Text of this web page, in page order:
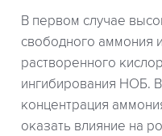
В первом случае
свободного аммония
растворенного
ингибирования НОБ.
концентрация
оказать влияние на